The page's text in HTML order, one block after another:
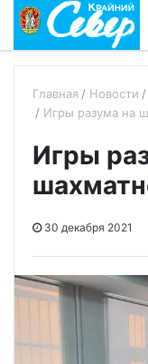
Главная Новости
Игры разума на
Игры
30 декабря 2021